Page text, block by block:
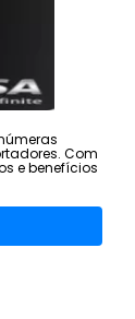
Com
e benefícios